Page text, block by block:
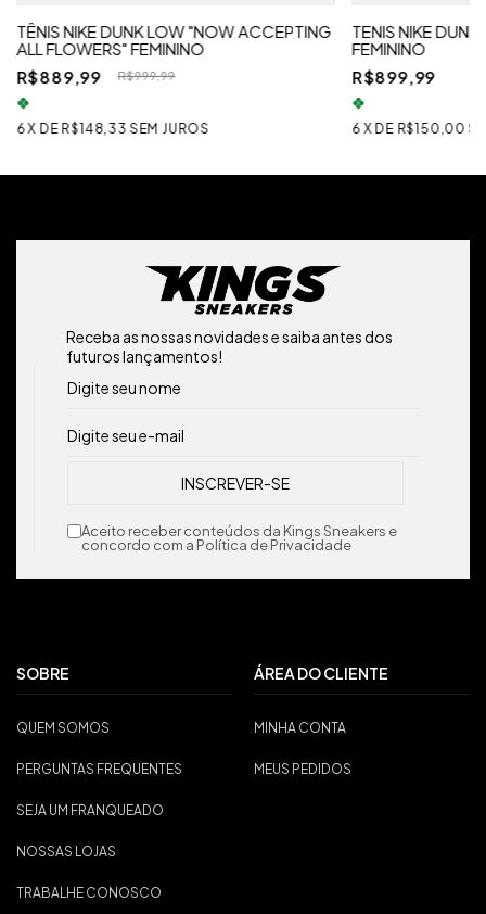
TÊNIS NIKE DUNK LOW "NOW ACCEPTING
ALL FLOWERS" FEMININO
R$889,99
R$999,99
6X DE R$148,33 SEM JUROS
TENIS NIKE
FEMININO
R$899,99
6 X DE R$150,00
Receba as nossas novidades e saiba antes dos
futuros lançamentos!
Aceito receber conteúdos da Kings Sneakers e
concordo com a Política de Privacidade
SOBRE
QUEM SOMOS
PERGUNTAS FREQUENTES
SEJA UM FRANQUEADO
NOSSAS LOJAS
TRABALHE CONOSCO
ÁREA DO CLIENTE
MINHA CONTA
MEUS PEDIDOS